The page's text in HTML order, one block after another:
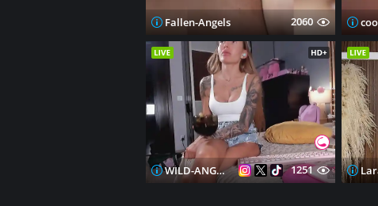
Fallen-Angels 2060
WILD-ANGEL777 1251